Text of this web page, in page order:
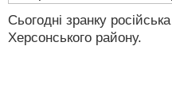
Сьогодні зранку
Херсонського району.